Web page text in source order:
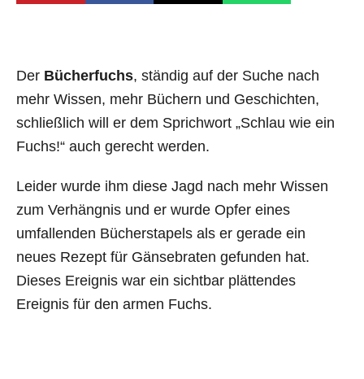
i
e
Der Bücherfuchs, ständig auf der Suche nach
mehr Wissen, mehr Büchern und Geschichten,
schließlich will er dem Sprichwort „Schlau wie ein
Fuchs!“ auch gerecht werden.
Leider wurde ihm diese Jagd nach mehr Wissen
zum Verhängnis und er wurde Opfer eines
umfallenden Bücherstapels als er gerade ein
neues Rezept für Gänsebraten gefunden hat.
Dieses Ereignis war ein sichtbar plättendes
Ereignis für den armen Fuchs.